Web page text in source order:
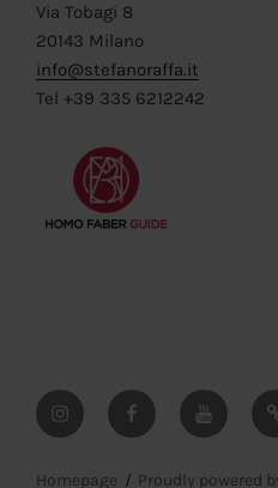
Via Tobagi 8
20143 Milano
info@stefanoraffa.it
Tel +39 335 6212242
InstagramFacebookYouTube
Homepage Proudly powered